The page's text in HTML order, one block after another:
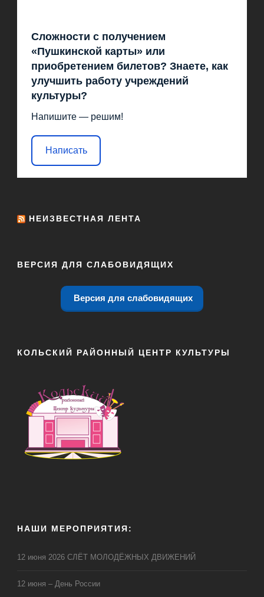
Сложности с получением
«Пушкинской карты» или
приобретением билетов? Знаете, как
улучшить работу учреждений
культуры?
Напишите — решим!
Написать
НЕИЗВЕСТНАЯ ЛЕНТА
ВЕРСИЯ ДЛЯ СЛАБОВИДЯЩИХ
Версия для слабовидящих
КОЛЬСКИЙ РАЙОННЫЙ ЦЕНТР КУЛЬТУРЫ
НАШИ МЕРОПРИЯТИЯ:
12 июня 2026 СЛЁТ МОЛОДЁЖНЫХ ДВИЖЕНИЙ
12 июня – День России